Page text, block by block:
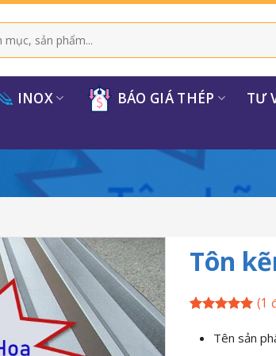
INOX BÁO GIÁ THÉP TƯ
Tôn
dựa trên
(1
Tên sản